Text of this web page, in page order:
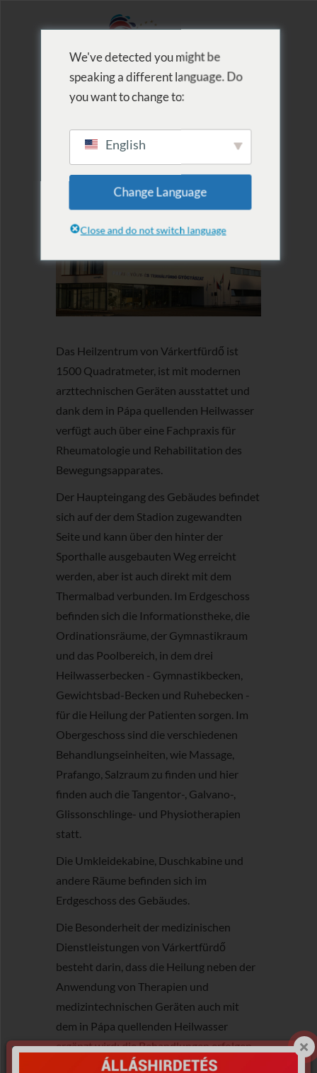
Heilzentrum
Das Heilzentrum von Várkertfürdő ist
1500 Quadratmeter, ist mit modernen
arzttechnischen Geräten ausstattet und
dank dem in Pápa quellenden Heilwasser
verfügt auch über eine Fachpraxis für
Rheumatologie und Rehabilitation des
Bewegungsapparates.
Der Haupteingang des Gebäudes befindet
sich auf der dem Stadion zugewandten
Seite und kann über den hinter der
Sporthalle ausgebauten Weg erreicht
werden, aber ist auch direkt mit dem
Thermalbad verbunden. Im Erdgeschoss
befinden sich die Informationstheke, die
Ordinationsräume, der Gymnastikraum
und das Poolbereich, in dem drei
Heilwasserbecken - Gymnastikbecken,
Gewichtsbad-Becken und Ruhebecken -
für die Heilung der Patienten sorgen. Im
Obergeschoss sind die verschiedenen
Behandlungseinheiten, wie Massage,
Prafango, Salzraum zu finden und hier
finden auch die Tangentor-, Galvano-,
Glissonschlinge- und Physiotherapien
statt.
Die Umkleidekabine, Duschkabine und
andere Räume befinden sich im
Erdgeschoss des Gebäudes.
Die Besonderheit der medizinischen
Dienstleistungen von Várkertfürdő
besteht darin, dass die Heilung neben der
Anwendung von Therapien und
medizintechnischen Geräten auch mit
dem in Pápa quellenden Heilwasser
ergänzt wird: die Behandlungen erfolgen
im Heilwasser.
We've detected you might be
speaking a different language. Do
you want to change to:
English
Change Language
Close and do not switch language